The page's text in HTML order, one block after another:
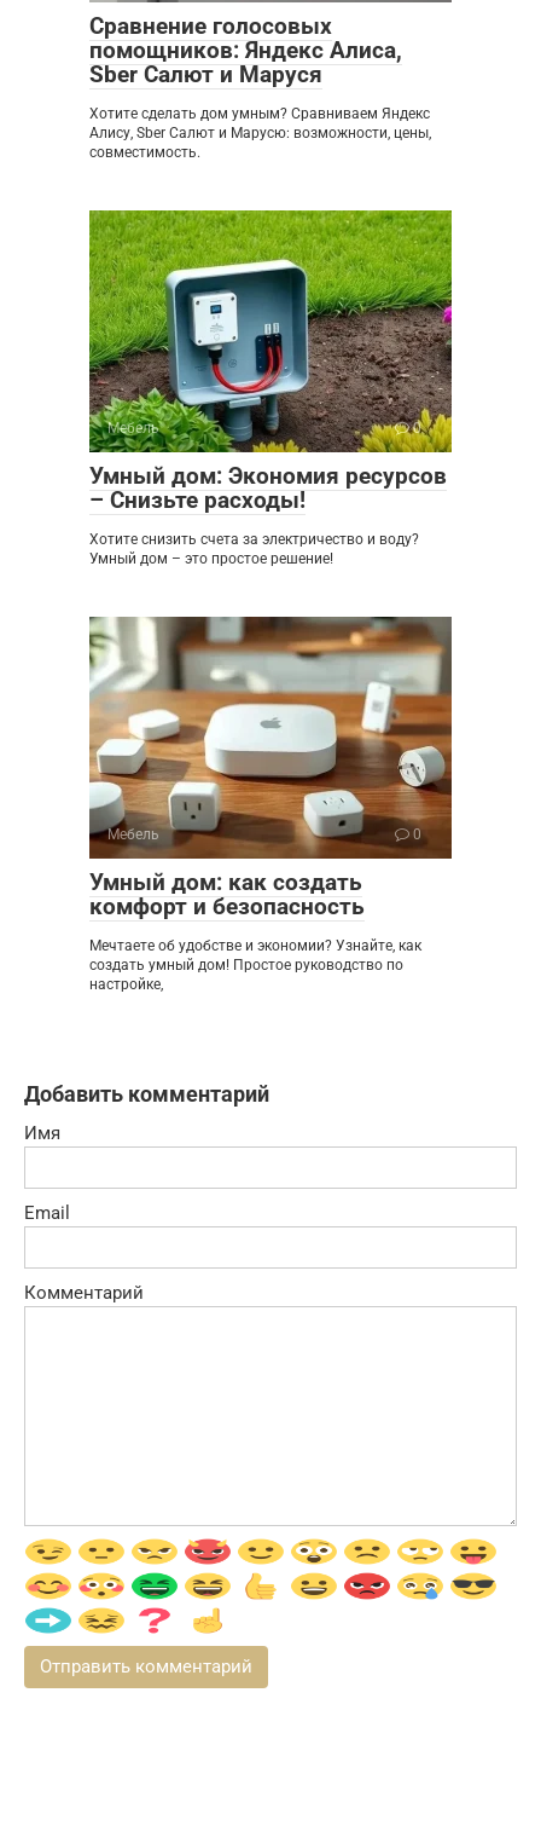
Сравнение голосовых
помощников: Яндекс Алиса,
Sber Салют и Маруся
Хотите сделать дом умным? Сравниваем Яндекс
Алису, Sber Салют и Марусю: возможности, цены,
совместимость.
Мебель 0
Умный дом: Экономия ресурсов
– Снизьте расходы!
Хотите снизить счета за электричество и воду?
Умный дом – это простое решение!
Мебель 0
Умный дом: как создать
комфорт и безопасность
Мечтаете об удобстве и экономии? Узнайте, как
создать умный дом! Простое руководство по
настройке,
Добавить комментарий
Имя
Email
Комментарий